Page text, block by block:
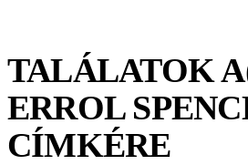
TALÁLATOK
ERROL
CÍMKÉRE